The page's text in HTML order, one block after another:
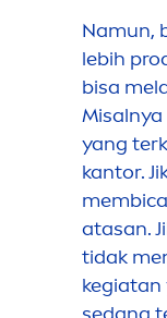
Namun,
lebih
bisa
yang
kantor.
atasan.
tidak
kegiatan